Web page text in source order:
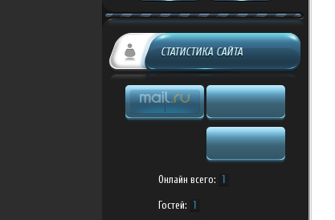
СТАТИСТИКА САЙТА
Онлайн всего: 1
Гостей: 1